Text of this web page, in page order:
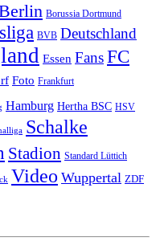
Borussia Dortmund
BVB Deutschland
Essen FansFC
Foto Frankfurt
Hamburg Hertha BSC HSV
Schalke
Stadion Standard Lüttich
Video Wuppertal ZDF